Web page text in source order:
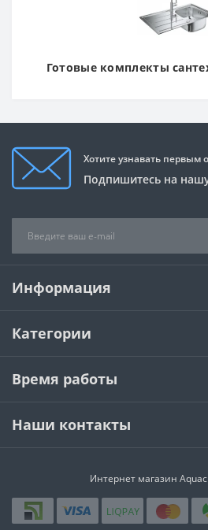
Готовые комплекты
Хотите узнавать первым
Подпишитесь на
Информация
Категории
Время работы
Наши контакты
Интернет магазин